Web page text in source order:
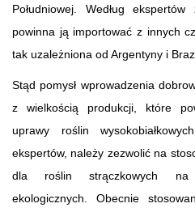
Południowej. Według
powinna ją importować z innych
tak uzależniona od Argentyny i
Stąd pomysł wprowadzenia
z wielkością produkcji, które
uprawy roślin
ekspertów, należy zezwolić na
dla roślin strączkowych na
ekologicznych. Obecnie